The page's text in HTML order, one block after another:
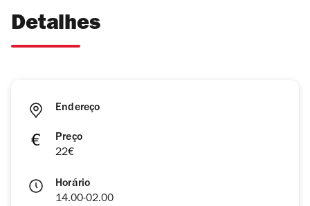
Detalhes
Endereço
Preço
22€
Horário
14.00-02.00